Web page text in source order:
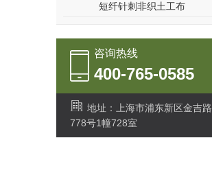
短纤针刺非织土工布
咨询热线
400-765-0585
地址：上海市浦东新区金吉路
778号1幢728室